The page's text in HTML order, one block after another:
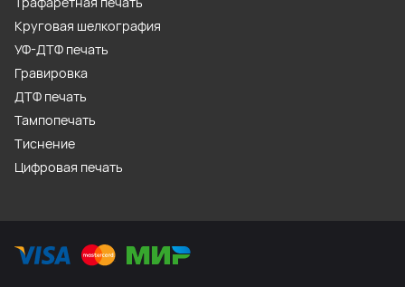
Круговая шелкография
УФ-ДТФ печать
Гравировка
ДТФ печать
Тампопечать
Тиснение
Цифровая печать